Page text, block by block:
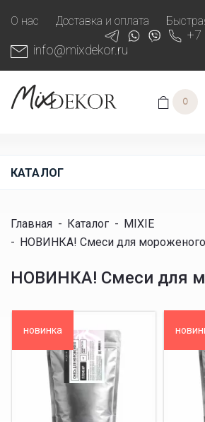
О нас Доставка и оплата
+7
info@mixdekor.ru
0
КАТАЛОГ
Главная - Каталог - MIXIE
- НОВИНКА! Смеси для мороженого
НОВИНКА! Смеси для
новинка